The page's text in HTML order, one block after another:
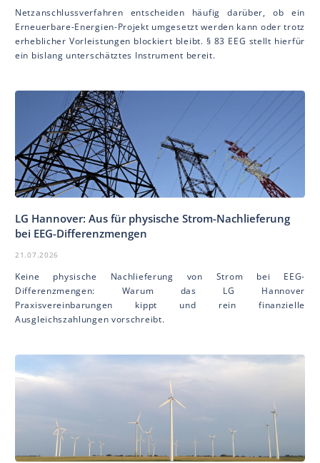
Netzanschlussverfahren entscheiden häufig darüber, ob ein
Erneuerbare-Energien-Projekt umgesetzt werden kann oder trotz
erheblicher Vorleistungen blockiert bleibt. § 83 EEG stellt hierfür
ein bislang unterschätztes Instrument bereit.
LG Hannover: Aus für physische Strom-Nachlieferung
bei EEG-Differenzmengen
21.07.2026
Keine physische Nachlieferung von Strom bei EEG-
Differenzmengen: Warum das LG Hannover
Praxisvereinbarungen kippt und rein finanzielle
Ausgleichszahlungen vorschreibt.